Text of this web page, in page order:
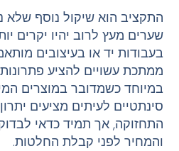
התקציב הוא שיקול נוסף שלא
שערים מעץ לרוב יהיו יקרים
בעבודות יד או בעיצובים
ממתכת עשויים להציע
במיוחד כשמדובר במוצרים
סינתטיים לעיתים מציעים
התחזוקה, אך תמיד כדאי
והמחיר לפני קבלת החלטות.